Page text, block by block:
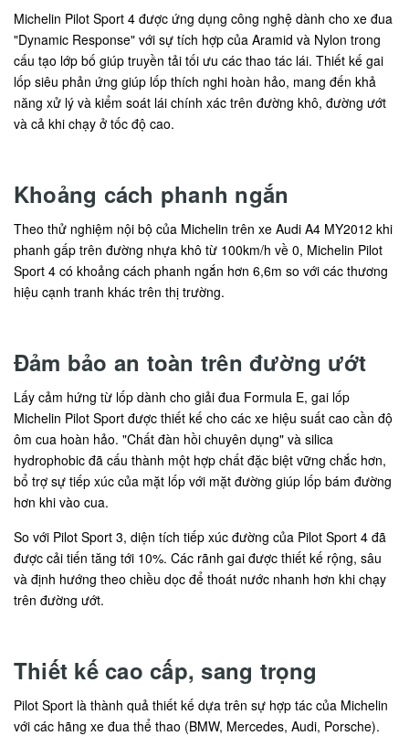
Michelin Pilot Sport 4 được ứng dụng công nghệ dành cho xe đua
"Dynamic Response" với sự tích hợp của Aramid và Nylon trong
cấu tạo lớp bố giúp truyền tải tối ưu các thao tác lái. Thiết kế gai
lốp siêu phản ứng giúp lốp thích nghi hoàn hảo, mang đến khả
năng xử lý và kiểm soát lái chính xác trên đường khô, đường ướt
và cả khi chạy ở tốc độ cao.
Khoảng cách phanh ngắn
Theo thử nghiệm nội bộ của Michelin trên xe Audi A4 MY2012 khi
phanh gấp trên đường nhựa khô từ 100km/h về 0, Michelin Pilot
Sport 4 có khoảng cách phanh ngắn hơn 6,6m so với các thương
hiệu cạnh tranh khác trên thị trường.
Đảm bảo an toàn trên đường ướt
Lấy cảm hứng từ lốp dành cho giải đua Formula E, gai lốp
Michelin Pilot Sport được thiết kế cho các xe hiệu suất cao cần độ
ôm cua hoàn hảo. "Chất đàn hồi chuyên dụng" và silica
hydrophobic đã cấu thành một hợp chất đặc biệt vững chắc hơn,
bổ trợ sự tiếp xúc của mặt lốp với mặt đường giúp lốp bám đường
hơn khi vào cua.
So với Pilot Sport 3, diện tích tiếp xúc đường của Pilot Sport 4 đã
được cải tiến tăng tới 10%. Các rãnh gai được thiết kế rộng, sâu
và định hướng theo chiều dọc để thoát nước nhanh hơn khi chạy
trên đường ướt.
Thiết kế cao cấp, sang trọng
Pilot Sport là thành quả thiết kế dựa trên sự hợp tác của Michelin
với các hãng xe đua thể thao (BMW, Mercedes, Audi, Porsche).